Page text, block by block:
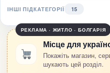
ІНШІ ПІДКАТЕГОРІЇ 15
РЕКЛАМА · ЖИТЛО · БОЛГАРІЯ
Місце для
Покажіть магазин,
шукають цей розділ.